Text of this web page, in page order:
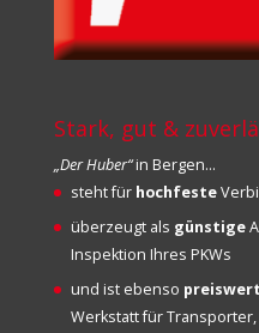
Stark, gut &
„Der Huber“in Bergen…
steht für hochfeste
überzeugt als günstige
Inspektion Ihres PKWs
und ist ebenso
Werkstatt für